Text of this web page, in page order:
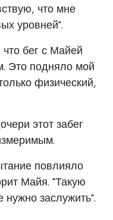
что мне
уровней".
бег с Майей
Это подняло мой
физический,
этот забег
повлияло
Майя. "Такую
нужно заслужить".